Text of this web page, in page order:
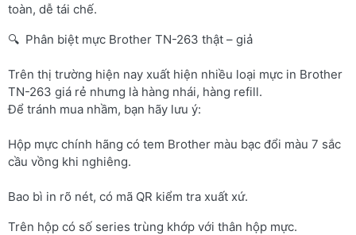
toàn, dễ tái chế.
🔍 Phân biệt mực Brother TN-263 thật – giả
Trên thị trường hiện nay xuất hiện nhiều loại mực in Brother
TN-263 giá rẻ nhưng là hàng nhái, hàng refill.
Để tránh mua nhầm, bạn hãy lưu ý:
Hộp mực chính hãng có tem Brother màu bạc đổi màu 7 sắc
cầu vồng khi nghiêng.
Bao bì in rõ nét, có mã QR kiểm tra xuất xứ.
Trên hộp có số series trùng khớp với thân hộp mực.